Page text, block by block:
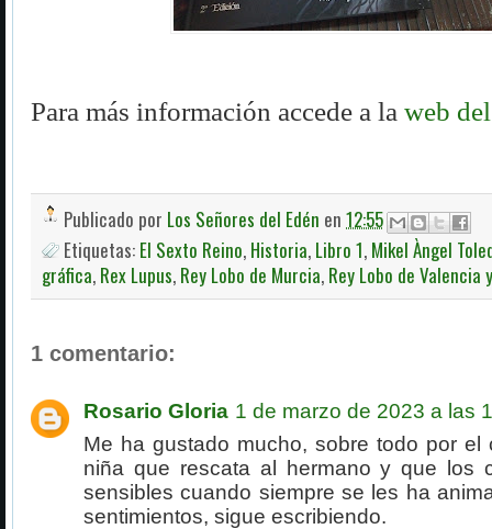
Para más información accede a la web
Publicado por Los Señores del Edén en 12:55
Etiquetas: El Sexto Reino, Historia, Libro 1, Mikel Àngel
gráfica, Rex Lupus, Rey Lobo de Murcia, Rey Lobo de Valencia
1 comentario:
Rosario Gloria 1 de marzo de 2023 a las
Me ha gustado mucho, sobre todo por el
niña que rescata al hermano y que los
sensibles cuando siempre se les ha
sentimientos, sigue escribiendo.